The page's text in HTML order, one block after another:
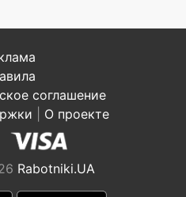
соглашение
О проекте
Rabotniki.UA